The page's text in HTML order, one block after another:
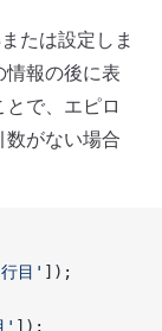
たは設定しま
報の後に表
で、エピロ
がない場合
目' ]);
' ]);